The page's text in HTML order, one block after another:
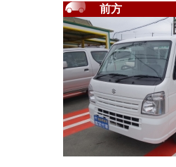
前方